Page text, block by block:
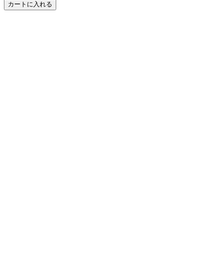
カートに入れる